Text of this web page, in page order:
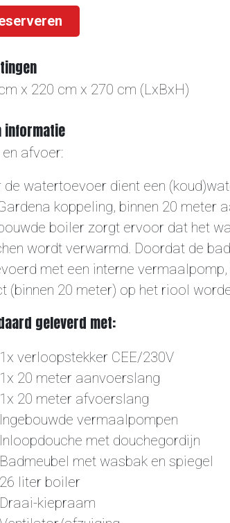
x 220 cm x 270 cm (LxBxH)
informatie
en afvoer:
de watertoevoer dient een
koppeling, binnen 20 meter
boiler zorgt ervoor dat het
wordt verwarmd. Doordat de
met een interne
(binnen 20 meter) op het riool
geleverd met:
1x verloopstekker CEE/230V
1x 20 meter aanvoerslang
1x 20 meter afvoerslang
Ingebouwde vermaalpompen
Inloopdouche met douchegordijn
Badmeubel met wasbak en spiegel
26 liter boiler
Draai-kiepraam